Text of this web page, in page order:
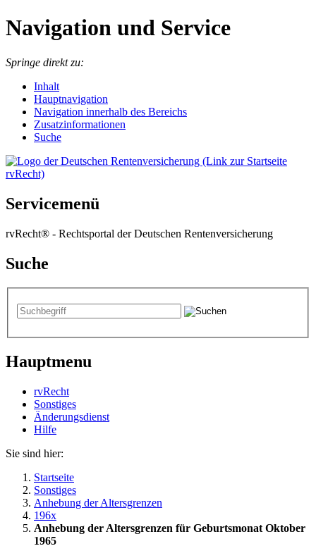
Navigation und Service
Springe direkt zu:
Inhalt
Hauptnavigation
Navigation innerhalb des Bereichs
Zusatzinformationen
Suche
Servicemenü
rvRecht® - Rechtsportal der Deutschen Rentenversicherung
Suche
Hauptmenu
rvRecht
Sonstiges
Änderungsdienst
Hil­fe
Sie sind hier:
Startseite
Sonstiges
Anhebung der Altersgrenzen
196x
Anhebung der Altersgrenzen für Geburtsmonat Oktober
1965